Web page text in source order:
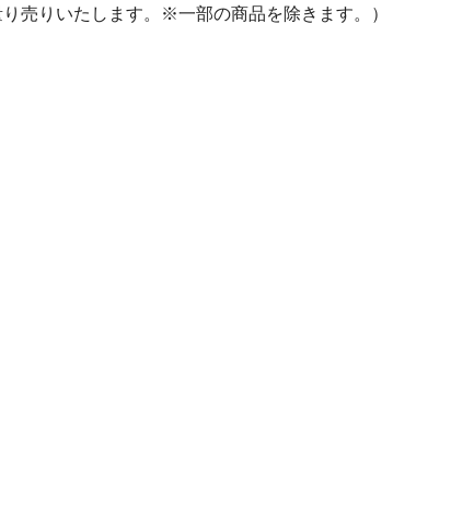
売りいたします。※一部の商品を除きます。）